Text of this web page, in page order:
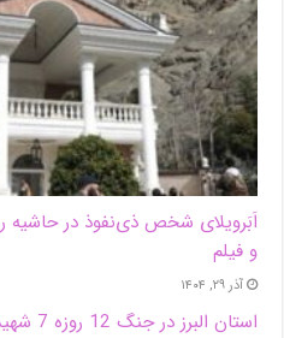
اَبَر‌ویلای شخص ذی‌نفوذ در
و فیلم
آذر ۲۹, ۱۴۰۴
استان البرز در جنگ 12 روزه 7 شهید دانشجو تقدیم انقلاب کرد